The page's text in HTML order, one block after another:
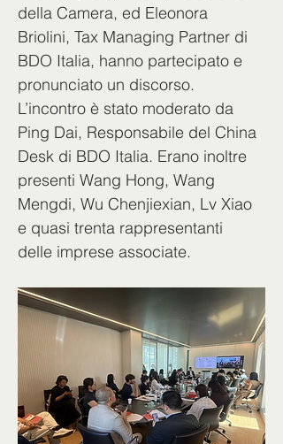
della Camera, ed Eleonora
Briolini, Tax Managing Partner di
BDO Italia, hanno partecipato e
pronunciato un discorso.
L’incontro è stato moderato da
Ping Dai, Responsabile del China
Desk di BDO Italia. Erano inoltre
presenti Wang Hong, Wang
Mengdi, Wu Chenjiexian, Lv Xiao
e quasi trenta rappresentanti
delle imprese associate.